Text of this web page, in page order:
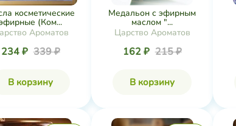
косметические
(Ком...
Ароматов
234 ₽ 339 ₽
В корзину
Медальон с эфирным
маслом "...
Царство Ароматов
162 ₽ 215 ₽
В корзину